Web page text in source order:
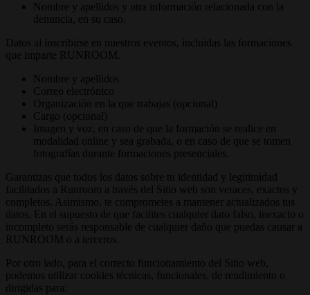
Nombre y apellidos y otra información relacionada con la
denuncia, en su caso.
Datos al inscribirse en nuestros eventos, incluidas las formaciones
que imparte RUNROOM.
Nombre y apellidos
Correo electrónico
Organización en la que trabajas (opcional)
Cargo (opcional)
Imagen y voz, en caso de que la formación se realice en
modalidad online y sea grabada, o en caso de que se tomen
fotografías durante formaciones presenciales.
Garantizas que todos los datos sobre tu identidad y legitimidad
facilitados a Runroom a través del Sitio web son veraces, exactos y
completos. Asimismo, te comprometes a mantener actualizados tus
datos. En el supuesto de que facilites cualquier dato falso, inexacto o
incompleto serás responsable de cualquier daño que puedas causar a
RUNROOM o a terceros.
Por otro lado, para el correcto funcionamiento del Sitio web,
podemos utilizar cookies técnicas, funcionales, de rendimiento o
dirigidas para: